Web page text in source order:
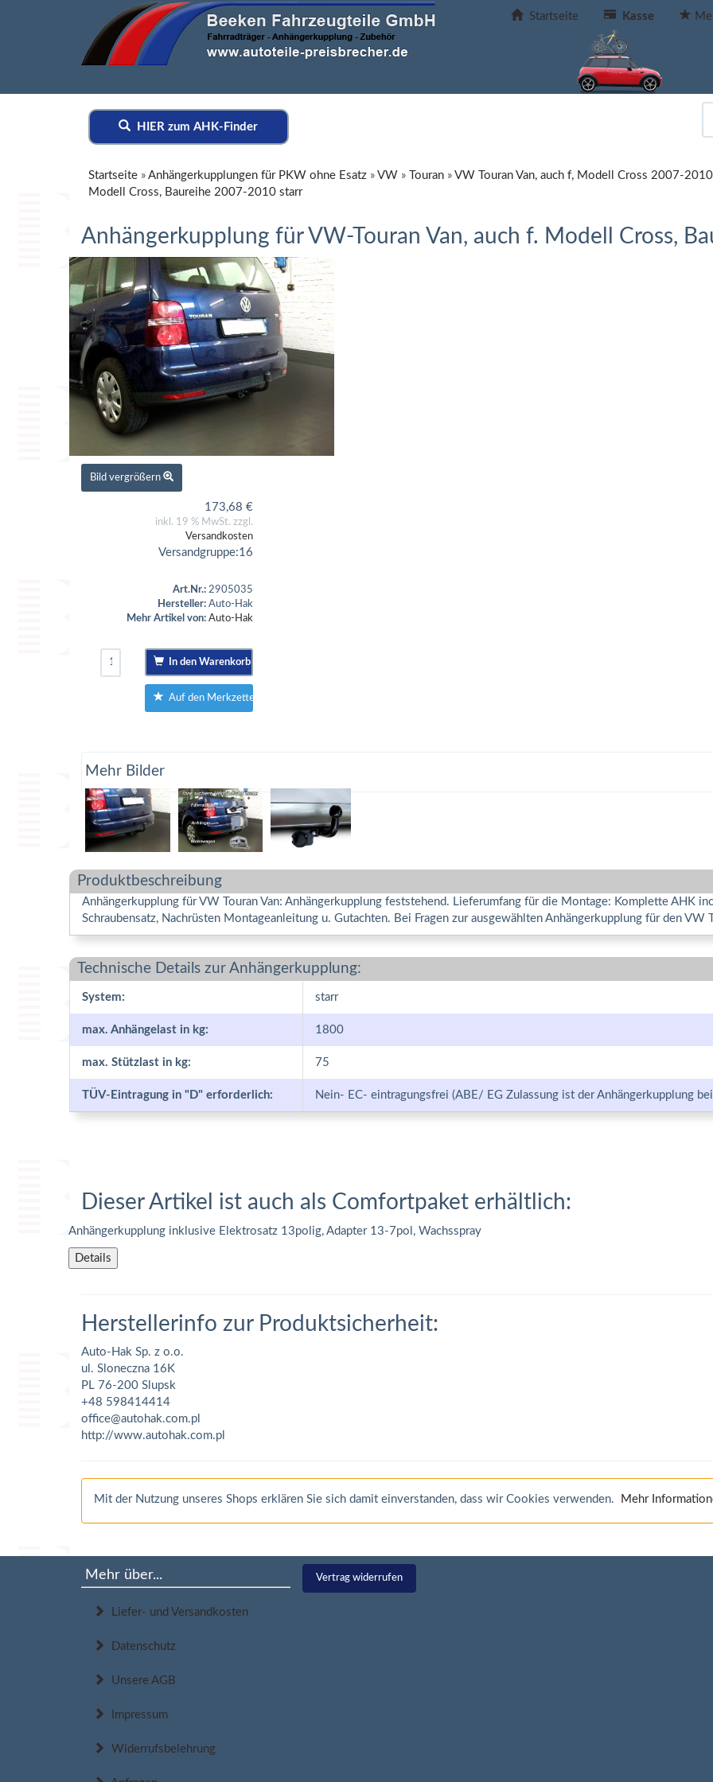
Startseite Kasse
HIER zum AHK-Finder
Startseite » Anhängerkupplungen für PKW ohne Esatz » VW » Touran » VW Touran Van, auch f, Modell Cross 2007-2010
Modell Cross, Baureihe 2007-2010 starr
Anhängerkupplung für VW-Touran Van, auch f. Modell Cross,
Bild vergrößern
173,68 €
inkl. 19 % MwSt. zzgl.
Versandkosten
Versandgruppe:16
Art.Nr.: 2905035
Hersteller: Auto-Hak
Mehr Artikel von: Auto-Hak
In den Warenkorb
Auf den Merkzettel
Mehr Bilder
Produktbeschreibung
Anhängerkupplung für VW Touran Van: Anhängerkupplung feststehend. Lieferumfang für die Montage: Komplette AHK
Schraubensatz, Nachrüsten Montageanleitung u. Gutachten. Bei Fragen zur ausgewählten Anhängerkupplung für den VW
Technische Details zur Anhängerkupplung:
System: starr
max. Anhängelast in kg: 1800
max. Stützlast in kg: 75
TÜV-Eintragung in "D" erforderlich: Nein- EC- eintragungsfrei (ABE/ EG Zulassung ist der Anhängerkupplung
Dieser Artikel ist auch als Comfortpaket erhältlich:
Anhängerkupplung inklusive Elektrosatz 13polig, Adapter 13-7pol, Wachsspray
Details
Herstellerinfo zur Produktsicherheit:
Auto-Hak Sp. z o.o.
ul. Sloneczna 16K
PL 76-200 Slupsk
+48 598414414
office@autohak.com.pl
http://www.autohak.com.pl
Mit der Nutzung unseres Shops erklären Sie sich damit einverstanden, dass wir Cookies verwenden. Mehr
Mehr über...
Liefer- und Versandkosten
Datenschutz
Unsere AGB
Impressum
Widerrufsbelehrung
Vertrag widerrufen